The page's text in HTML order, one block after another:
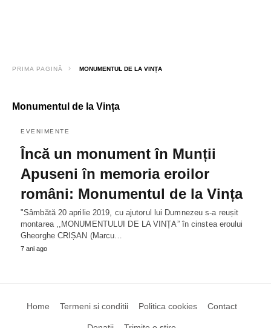
PRIMA PAGINĂ MONUMENTUL DE LA VINȚA
Monumentul de la Vința
EVENIMENTE
Încă un monument în Munții
Apuseni în memoria eroilor
români: Monumentul de la Vința
"Sâmbătă 20 aprilie 2019, cu ajutorul lui Dumnezeu s-a reușit
montarea ,,MONUMENTULUI DE LA VINȚA” în cinstea eroului
Gheorghe CRIȘAN (Marcu…
7 ani ago
Home Termeni si conditii Politica cookies Contact